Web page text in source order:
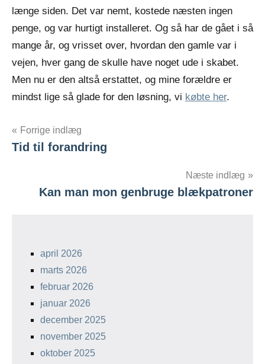
længe siden. Det var nemt, kostede næsten ingen
penge, og var hurtigt installeret. Og så har de gået i så
mange år, og vrisset over, hvordan den gamle var i
vejen, hver gang de skulle have noget ude i skabet.
Men nu er den altså erstattet, og mine forældre er
mindst lige så glade for den løsning, vi købte her.
Indlægsnavigation
Forrige indlæg
Tid til forandring
Næste indlæg
Kan man mon genbruge blækpatroner
april 2026
marts 2026
februar 2026
januar 2026
december 2025
november 2025
oktober 2025